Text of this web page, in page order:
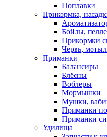
Поплавки
Прикормка,
Бойлы,
Прикормки
Червь,
Приманки
Балансиры
Блёсны
Воблеры
Мормышки
Мушки,
Приманки
Приманки
Удилища